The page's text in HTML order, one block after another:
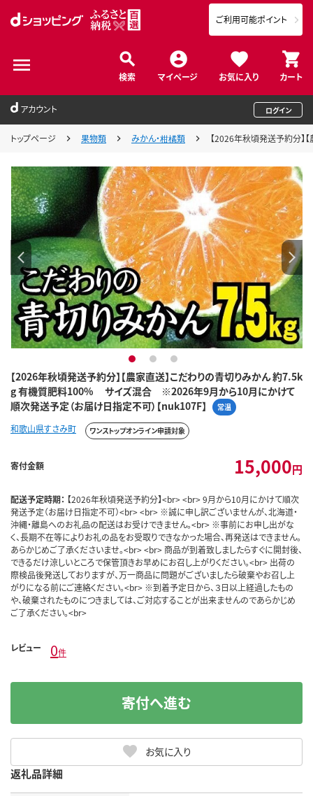
検索 マイページ お気に入り カート
ご利用可能ポイント
アカウント ログイン
トップページ 果物類 みかん・柑橘類 【2026年秋頃発送予約分
【2026年秋頃発送予約分】【農家直送】こだわりの青切りみかん 約7.5k
g 有機質肥料100% サイズ混合 ※2026年9月から10月にかけて
順次発送予定（お届け日指定不可）【nuk107F】
常温
1 2 3
和歌山県すさみ町 ワンストップオンライン申請対象
寄付金額 15,000円
配送予定時期： 【2026年秋頃発送予約分】<br> <br> 9月から10月にかけて順次
発送予定（お届け日指定不可）<br> <br> ※誠に申し訳ございませんが、北海道・
沖縄・離島へのお礼品の配送はお受けできません。<br> ※事前にお申し出がな
く、長期不在等によりお礼の品をお受取りできなかった場合、再発送はできません。
あらかじめご了承くださいませ。<br> <br> 商品が到着致しましたらすぐに開封後、
できるだけ涼しいところで保管頂きお早めにお召し上がりください。<br> 出荷の
際検品後発送しておりますが、万一商品に問題がございましたら破棄やお召し上
がりになる前にご連絡ください。<br> ※到着予定日から、３日以上経過したもの
や、破棄されたものにつきましては、ご対応することが出来ませんのであらかじめ
ご了承ください。<br>
レビュー 0件
お気に入り
寄付へ進む
返礼品詳細